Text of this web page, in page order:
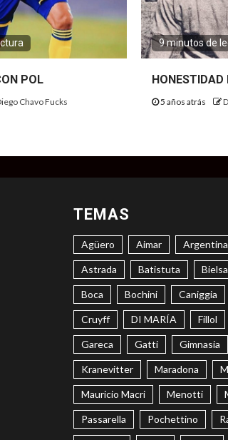
POL
Chavo Fucks
9 minutos de
HONESTIDAD
5 años atrás
TEMAS
Agüero Aimar Argentina
Astrada Batistuta Bielsa
Boca Bochini Caniggia
Cruyff DI MARÍA Fillol
Gareca Gatti Gimnasia
Kranevitter Maradona
Mauricio Macri Menotti
Passarella Pochettino